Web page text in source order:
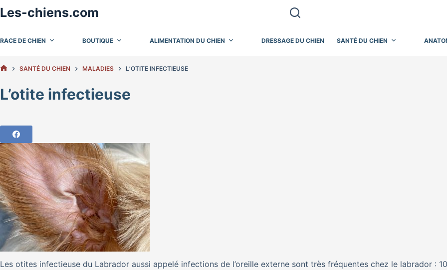
Passer
au
Les-chiens.com
RACE DE CHIEN BOUTIQUE ALIMENTATION DU CHIEN DRESSAGE DU CHIEN SANTÉ DU CHIEN
SANTÉ DU CHIEN MALADIES L’OTITE INFECTIEUSE
L’otite infectieuse
Les otites infectieuse du Labrador aussi appelé infections de l’oreille externe sont très fréquentes chez le labrador :